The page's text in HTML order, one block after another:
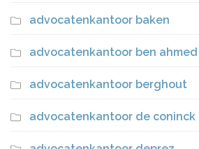
advocatenkantoor baken
advocatenkantoor ben ahmed
advocatenkantoor berghout
advocatenkantoor de coninck